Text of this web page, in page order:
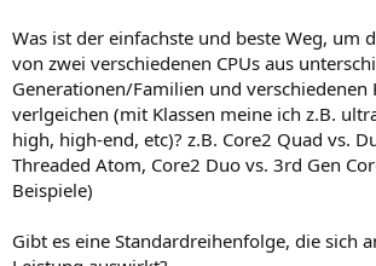
Was ist der einfachste und beste Weg, um
von zwei verschiedenen CPUs aus
Generationen/Familien und verschiedenen
verlgeichen (mit Klassen meine ich z.B.
high, high-end, etc)? z.B. Core2 Quad vs.
Threaded Atom, Core2 Duo vs. 3rd Gen
Beispiele)
Gibt es eine Standardreihenfolge, die sich